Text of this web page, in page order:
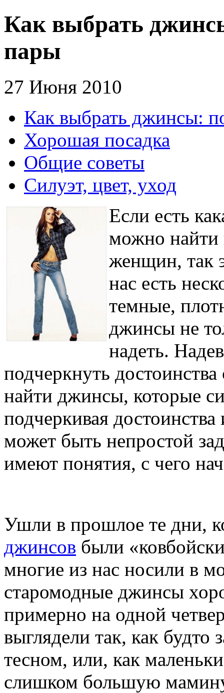
Как выбрать
пары
27 Июня 2010
Как выбрать джинсы:
Хорошая посадка
Общие советы
Силуэт, цвет, уход
Если есть
можно найти
женщин, так
нас есть
темные,
джинсы не
надеть.
подчеркнуть
найти джинсы, которые
подчеркивая
может быть непростой
имеют понятия, с чего
Ушли в прошлое те дни,
джинсов были
многие из нас носили в
старомодные джинсы
примерно на одной
выглядели так, как будто
тесном, или, как
слишком большую